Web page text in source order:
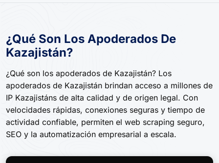
¿Qué Son Los Apoderados De
Kazajistán?
¿Qué son los apoderados de Kazajistán? Los
apoderados de Kazajistán brindan acceso a millones de
IP Kazajistáns de alta calidad y de origen legal. Con
velocidades rápidas, conexiones seguras y tiempo de
actividad confiable, permiten el web scraping seguro,
SEO y la automatización empresarial a escala.